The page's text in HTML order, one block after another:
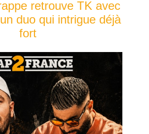
retrouve TK avec
duo qui intrigue déjà
fort